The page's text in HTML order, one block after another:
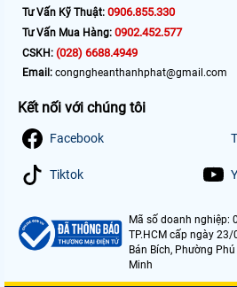
Tư Vấn Kỹ Thuật: 0906.855.330
Tư Vấn Mua Hàng: 0902.452.577
CSKH: (028) 6688.4949
Email: congngheanthanhphat@gmail.com
Kết nối với chúng tôi
Facebook
Tiktok
Mã số doanh nghiệp:
TP.HCM cấp ngày
Bán Bích, Phường
Minh